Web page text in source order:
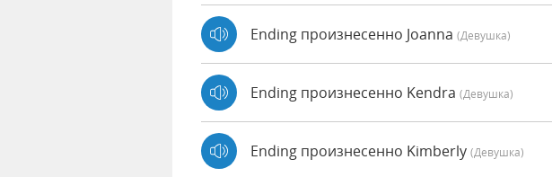
Ending произнесенно Joanna (девушка)
Ending произнесенно Kendra (девушка)
Ending произнесенно Kimberly (девушка)